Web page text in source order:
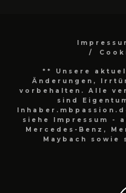
** Unsere
Änderungen,
vorbehalten. Alle
sind
siehe Impressum -
Mercedes-Benz,
Maybach sowie